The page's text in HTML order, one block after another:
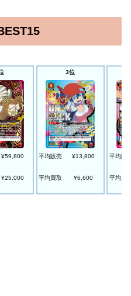
¥59,800
¥25,000
3位
平均販売
平均買取
¥13,800
¥6,600
平均販
平均買